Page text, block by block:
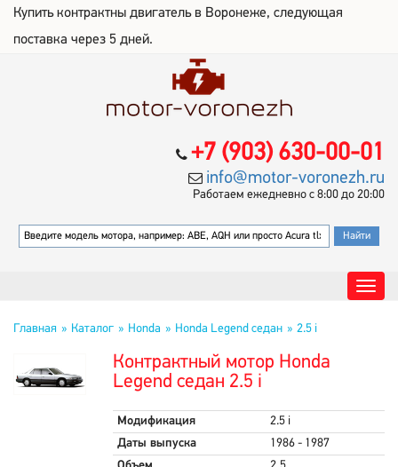
Купить контрактны двигатель в Воронеже, следующая
поставка через 5 дней.
+7 (903) 630-00-01
info@motor-voronezh.ru
Работаем ежедневно с 8:00 до 20:00
Главная Каталог Honda Honda Legend седан 2.5 i
Контрактный мотор Honda
Legend седан 2.5 i
Модификация
2.5 i
Даты выпуска
1986 - 1987